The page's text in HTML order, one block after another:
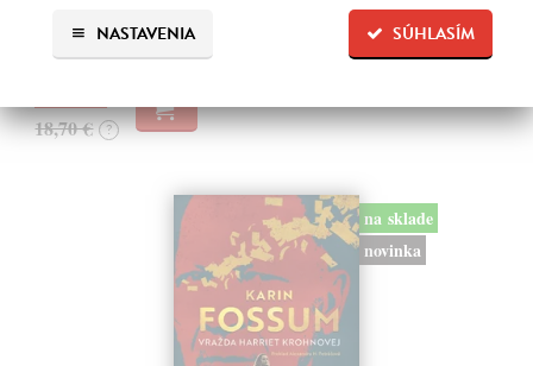
SÚHLASÍM
NASTAVENIA
Na sklade ?
18,70 € ?
na sklade
novinka